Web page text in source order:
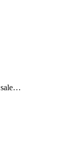
sale…